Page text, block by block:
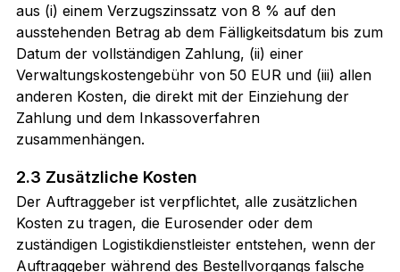
aus (i) einem Verzugszinssatz von 8 % auf den
ausstehenden Betrag ab dem Fälligkeitsdatum bis zum
Datum der vollständigen Zahlung, (ii) einer
Verwaltungskostengebühr von 50 EUR und (iii) allen
anderen Kosten, die direkt mit der Einziehung der
Zahlung und dem Inkassoverfahren
zusammenhängen.
2.3 Zusätzliche Kosten
Der Auftraggeber ist verpflichtet, alle zusätzlichen
Kosten zu tragen, die Eurosender oder dem
zuständigen Logistikdienstleister entstehen, wenn der
Auftraggeber während des Bestellvorgangs falsche